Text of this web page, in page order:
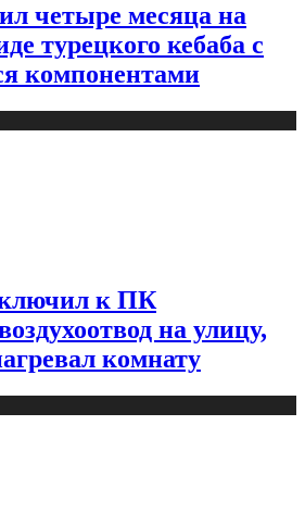
четыре месяца на
турецкого кебаба с
компонентами
к ПК
на улицу,
комнату